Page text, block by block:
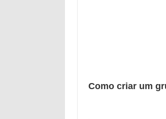
Como criar um